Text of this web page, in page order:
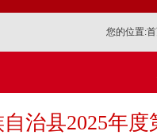
您的位置:
治县2025年